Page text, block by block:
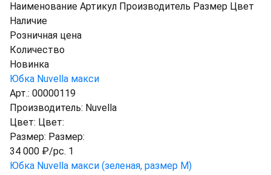
Наименование Артикул Производитель Размер Цвет
Наличие
Розничная цена
Количество
Новинка
Юбка Nuvella макси
Арт.: 00000119
Производитель: Nuvella
Цвет: Цвет:
Размер: Размер:
34 000 ₽/pc. 1
Юбка Nuvella макси (зеленая, размер M)